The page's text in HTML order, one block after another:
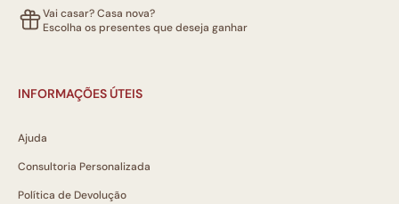
Vai casar? Casa nova?
Escolha os presentes que deseja ganhar
INFORMAÇÕES ÚTEIS
Ajuda
Consultoria Personalizada
Política de Devolução